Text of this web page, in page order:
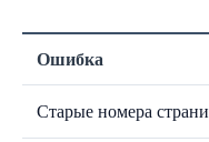
Ошибка
Старые номера